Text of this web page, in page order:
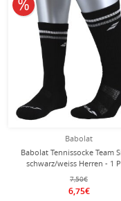
Babolat
Babolat Tennissocke Team
schwarz/weiss Herren - 1
7,50€
6,75€
10% reduziert